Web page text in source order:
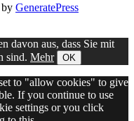
by GeneratePress
davon aus, dass Sie mit
sind. Mehr OK
to "allow cookies" to give
If you continue to use
settings or you click